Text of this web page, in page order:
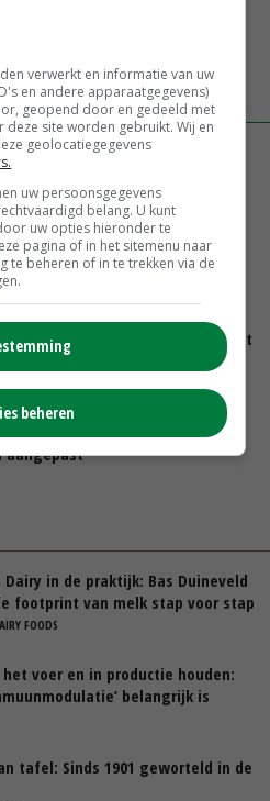
‘Superveel schik gehad
1042
Kees Huizinga: ‘Tarwe wordt
hebben stro nodig’
hoeft niet van tafel, maar moet
Dairy in de praktijk: Bas Duineveld
footprint van melk stap voor stap
FOODS
het voer en in productie houden:
belangrijk is
tafel: Sinds 1901 geworteld in de
verwerkt en informatie van uw
en andere apparaatgegevens)
geopend door en gedeeld met
site worden gebruikt. Wij en
geolocatiegegevens
uw persoonsgegevens
belang. U kunt
uw opties hieronder te
pagina of in het sitemenu naar
te beheren of in te trekken via de
beheren